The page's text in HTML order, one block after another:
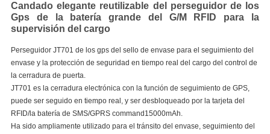
Candado elegante reutilizable del perseguidor de los
Gps de la batería grande del G/M RFID para la
supervisión del cargo
Perseguidor JT701 de los gps del sello de envase para el seguimiento del
envase y la protección de seguridad en tiempo real del cargo del control de
la cerradura de puerta.
JT701 es la cerradura electrónica con la función de seguimiento de GPS,
puede ser seguido en tiempo real, y ser desbloqueado por la tarjeta del
RFID/la batería de SMS/GPRS command15000mAh.
Ha sido ampliamente utilizado para el tránsito del envase, seguimiento del